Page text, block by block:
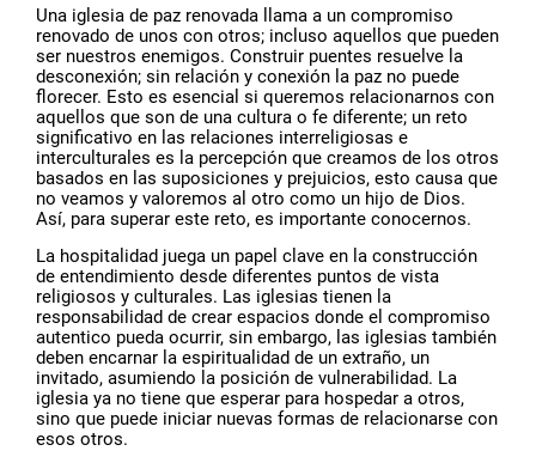
Una iglesia de paz renovada llama a un compromiso
renovado de unos con otros; incluso aquellos que pueden
ser nuestros enemigos. Construir puentes resuelve la
desconexión; sin relación y conexión la paz no puede
florecer. Esto es esencial si queremos relacionarnos con
aquellos que son de una cultura o fe diferente; un reto
significativo en las relaciones interreligiosas e
interculturales es la percepción que creamos de los otros
basados en las suposiciones y prejuicios, esto causa que
no veamos y valoremos al otro como un hijo de Dios.
Así, para superar este reto, es importante conocernos.
La hospitalidad juega un papel clave en la construcción
de entendimiento desde diferentes puntos de vista
religiosos y culturales. Las iglesias tienen la
responsabilidad de crear espacios donde el compromiso
autentico pueda ocurrir, sin embargo, las iglesias también
deben encarnar la espiritualidad de un extraño, un
invitado, asumiendo la posición de vulnerabilidad. La
iglesia ya no tiene que esperar para hospedar a otros,
sino que puede iniciar nuevas formas de relacionarse con
esos otros.